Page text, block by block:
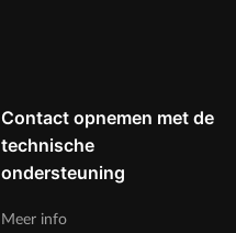
Contact opnemen met de
technische
ondersteuning
Meer info